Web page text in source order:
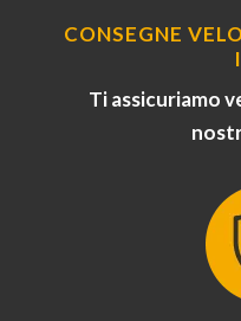
CONSEGNE
Ti assicuriamo